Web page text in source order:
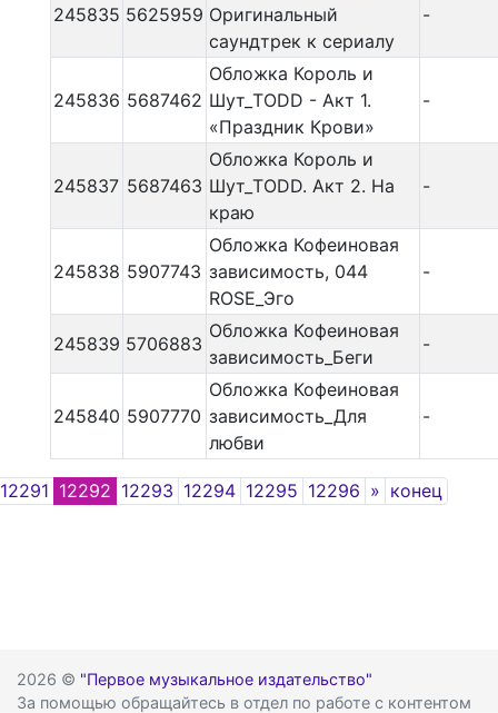
245835 5625959 Оригинальный
саундтрек к сериалу
-
245836 5687462
Обложка Король и
Шут_TODD - Акт 1.
«Праздник Крови»
-
245837 5687463
Обложка Король и
Шут_TODD. Акт 2. На
краю
-
245838 5907743
Обложка Кофеиновая
зависимость, 044
ROSE_Эго
-
245839 5706883
Обложка Кофеиновая
зависимость_Беги
-
245840 5907770
Обложка Кофеиновая
зависимость_Для
любви
-
12291 12292 12293 12294 12295 12296 » Next
конец
2026 © "Первое музыкальное издательство"
За помощью обращайтесь в отдел по работе с контентом